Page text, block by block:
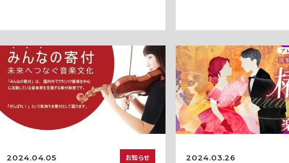
2024.04.05 お知らせ 2024.03.26